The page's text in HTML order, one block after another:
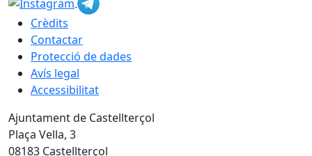
Crèdits
Contactar
Protecció de dades
Avís legal
Accessibilitat
Ajuntament de Castellterçol
Plaça Vella, 3
08183 Castellterçol